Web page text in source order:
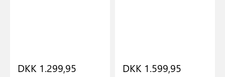
DKK 1.299,95 DKK 1.599,95